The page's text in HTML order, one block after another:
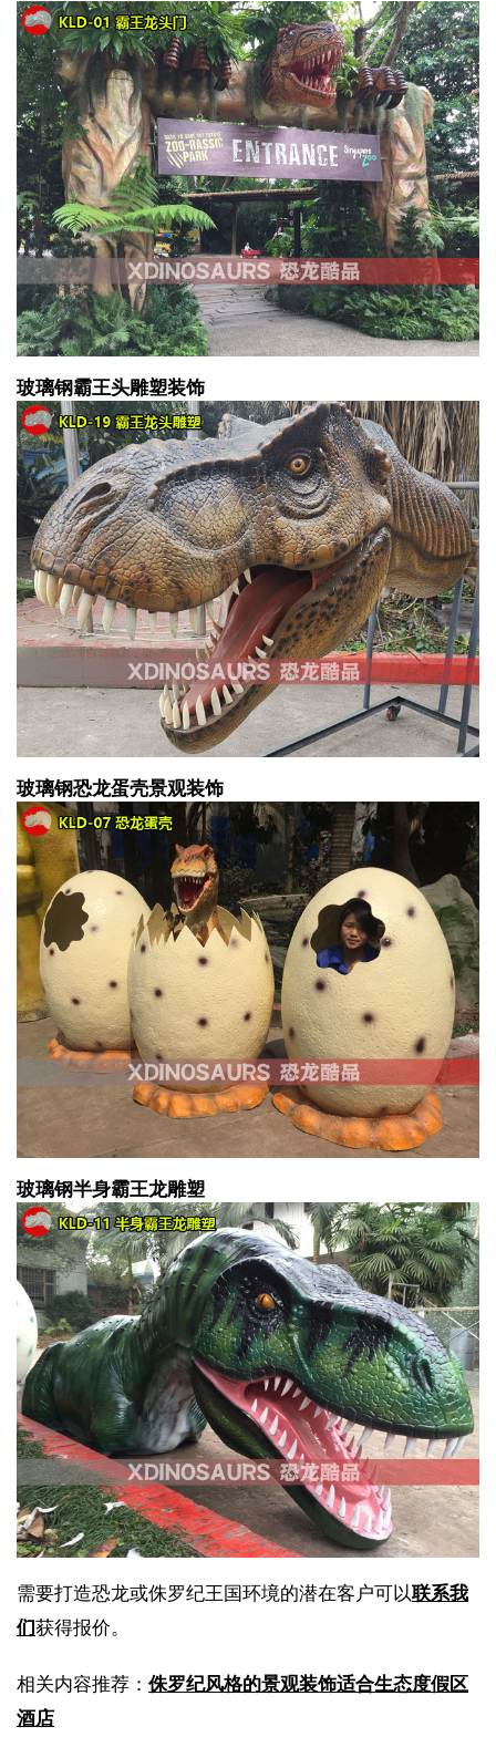
玻璃钢霸王头雕塑装饰
玻璃钢恐龙蛋壳景观装饰
玻璃钢半身霸王龙雕塑
需要打造恐龙或侏罗纪王国环境的潜在客户可以联系我
们获得报价。
相关内容推荐： 侏罗纪风格的景观装饰适合生态度假区
酒店